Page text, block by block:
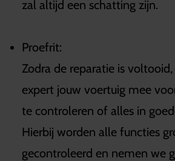
zal altijd een schatting zijn.
Proefrit:
Zodra de reparatie is
expert jouw voertuig mee
te controleren of alles in
Hierbij worden alle functies
gecontroleerd en nemen we